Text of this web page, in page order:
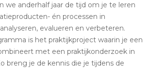
we anderhalf jaar de tijd om je te leren
én processen in
evalueren en verbeteren.
is het praktijkproject waarin je een
met een praktijkonderzoek in
breng je de kennis die je tijdens de